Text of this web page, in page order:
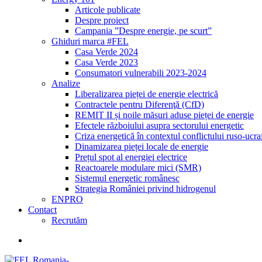
Articole publicate
Despre proiect
Campania ”Despre energie, pe scurt”
Ghiduri marca #FEL
Casa Verde 2024
Casa Verde 2023
Consumatori vulnerabili 2023-2024
Analize
Liberalizarea pieței de energie electrică
Contractele pentru Diferenţă (CfD)
REMIT II și noile măsuri aduse pieței de energie
Efectele războiului asupra sectorului energetic
Criza energetică în contextul conflictului ruso-
Dinamizarea pieței locale de energie
Prețul spot al energiei electrice
Reactoarele modulare mici (SMR)
Sistemul energetic românesc
Strategia României privind hidrogenul
ENPRO
Contact
Recrutăm